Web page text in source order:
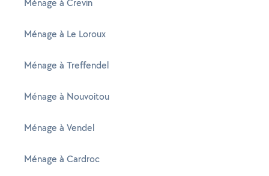
Ménage à Crevin
Ménage à Le Loroux
Ménage à Treffendel
Ménage à Nouvoitou
Ménage à Vendel
Ménage à Cardroc